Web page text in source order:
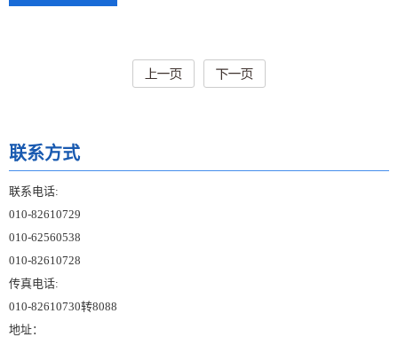
联系方式
联系电话:
010-82610729
010-62560538
010-82610728
传真电话:
010-82610730转8088
地址：